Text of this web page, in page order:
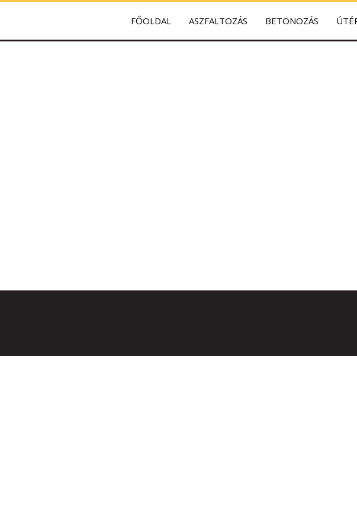
Útépítés AkadémiaFŐOLDAL ASZFALTOZÁS BETONOZÁS